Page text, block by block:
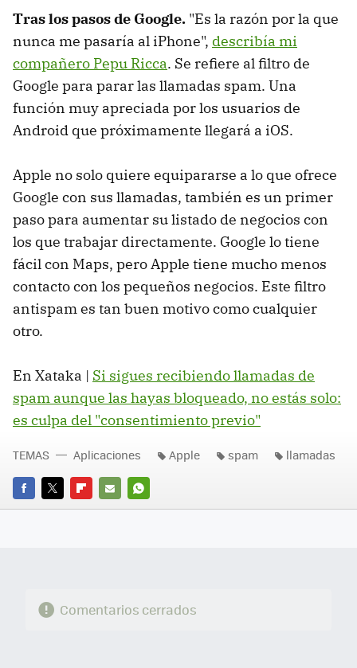
Tras los pasos de Google. "Es la razón por la que
nunca me pasaría al iPhone", describía mi
compañero Pepu Ricca. Se refiere al filtro de
Google para parar las llamadas spam. Una
función muy apreciada por los usuarios de
Android que próximamente llegará a iOS.
Apple no solo quiere equipararse a lo que ofrece
Google con sus llamadas, también es un primer
paso para aumentar su listado de negocios con
los que trabajar directamente. Google lo tiene
fácil con Maps, pero Apple tiene mucho menos
contacto con los pequeños negocios. Este filtro
antispam es tan buen motivo como cualquier
otro.
En Xataka | Si sigues recibiendo llamadas de
spam aunque las hayas bloqueado, no estás solo:
es culpa del "consentimiento previo"
FACEBOOK
TWITTERFLIPBOARD
E-
WHATSAPP
TEMAS Aplicaciones Apple spam llamadas
Comentarios cerrados